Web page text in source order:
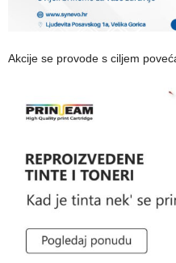
Akcije se provode s ciljem